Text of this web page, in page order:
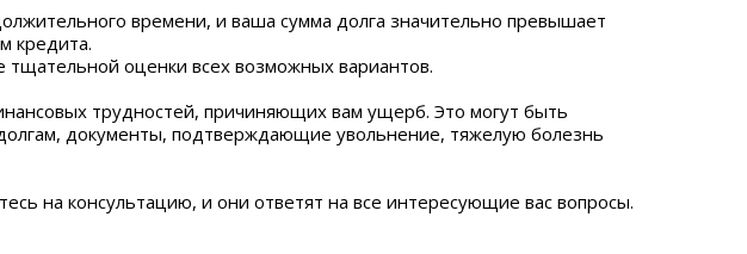
времени, и ваша сумма долга значительно превышает
кредита.
оценки всех возможных вариантов.
трудностей, причиняющих вам ущерб. Это могут быть
документы, подтверждающие увольнение, тяжелую болезнь
на консультацию, и они ответят на все интересующие вас вопросы.